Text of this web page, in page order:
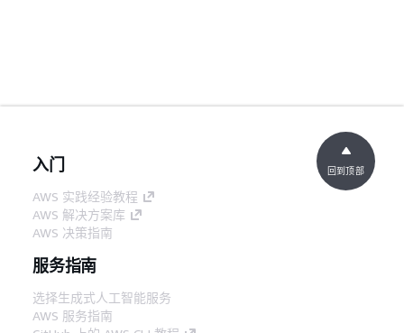
入门
AWS 实践经验教程
AWS 解决方案库
AWS 决策指南
服务指南
选择生成式人工智能服务
AWS 服务指南
回到顶部